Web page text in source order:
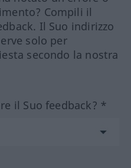
Compili il
Il Suo indirizzo
solo per
secondo la nostra
il Suo feedback? *